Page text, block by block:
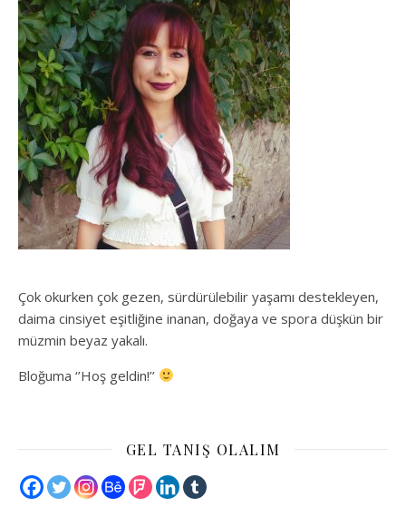
Çok okurken çok gezen, sürdürülebilir yaşamı destekleyen,
daima cinsiyet eşitliğine inanan, doğaya ve spora düşkün bir
müzmin beyaz yakalı.
Bloğuma ‘’Hoş geldin!’’
GEL TANIŞ OLALIM